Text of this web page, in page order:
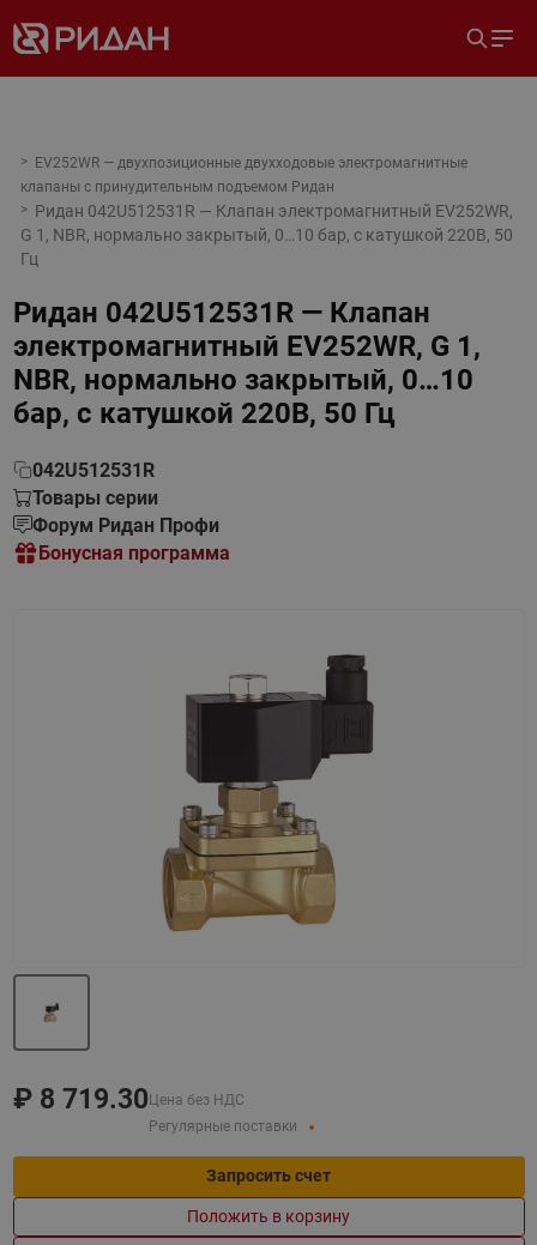
EV252WR — двухпозиционные двухходовые электромагнитные
клапаны с принудительным подъемом Ридан
Ридан 042U512531R — Клапан электромагнитный EV252WR,
G 1, NBR, нормально закрытый, 0…10 бар, с катушкой 220В, 50
Гц
Ридан 042U512531R — Клапан
электромагнитный EV252WR, G 1,
NBR, нормально закрытый, 0…10
бар, с катушкой 220В, 50 Гц
042U512531R
Товары серии
Форум Ридан Профи
Бонусная программа
₽ 8 719.30 Цена без НДС
Регулярные поставки
Запросить счет
Положить в корзину